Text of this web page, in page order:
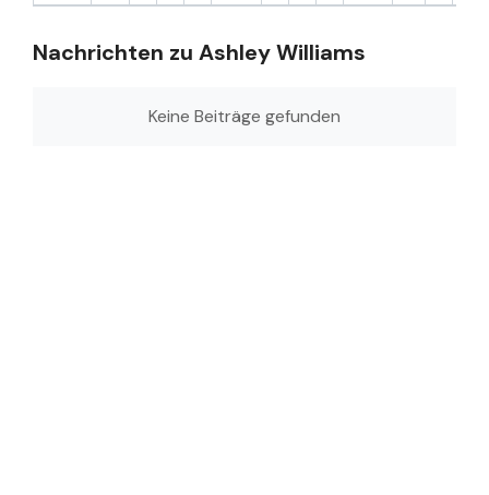
Nachrichten zu Ashley Williams
Keine Beiträge gefunden